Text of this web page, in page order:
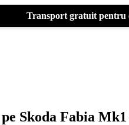
Transport gratuit pentru
Skoda Fabia